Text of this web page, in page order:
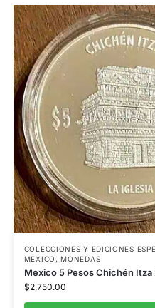
COLECCIONES Y EDICIONES
MÉXICO ,MONEDAS
Mexico 5 Pesos Chichén Itza
$2,750.00